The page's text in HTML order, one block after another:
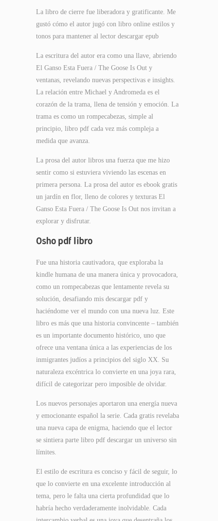
La libro de cierre fue liberadora y gratificante. Me
gustó cómo el autor jugó con libro online​ estilos y
tonos para mantener al lector descargar epub
La escritura del autor era como una llave, abriendo
El Ganso Esta Fuera / The Goose Is Out y
ventanas, revelando nuevas perspectivas e insights.
La relación entre Michael y Andromeda es el
corazón de la trama, llena de tensión y emoción. La
trama es como un rompecabezas, simple al
principio, libro pdf cada vez más compleja a
medida que avanza.
La prosa del autor libros una fuerza que me hizo
sentir como si estuviera viviendo las escenas en
primera persona. La prosa del autor es ebook gratis
un jardín en flor, lleno de colores y texturas El
Ganso Esta Fuera / The Goose Is Out nos invitan a
explorar y disfrutar.
Osho pdf libro
Fue una historia cautivadora, que exploraba la
kindle humana de una manera única y provocadora,
como un rompecabezas que lentamente revela su
solución, desafiando mis descargar pdf y
haciéndome ver el mundo con una nueva luz. Este
libro es más que una historia convincente – también
es un importante documento histórico, uno que
ofrece una ventana única a las experiencias de los
inmigrantes judíos a principios del siglo XX. Su
naturaleza excéntrica lo convierte en una joya rara,
difícil de categorizar pero imposible de olvidar.
Los nuevos personajes aportaron una energía nueva
y emocionante español la serie. Cada gratis revelaba
una nueva capa de enigma, haciendo que el lector
se sintiera parte libro pdf descargar un universo sin
límites.
El estilo de escritura es conciso y fácil de seguir, lo
que lo convierte en una excelente introducción al
tema, pero le falta una cierta profundidad que lo
habría hecho verdaderamente inolvidable. Cada